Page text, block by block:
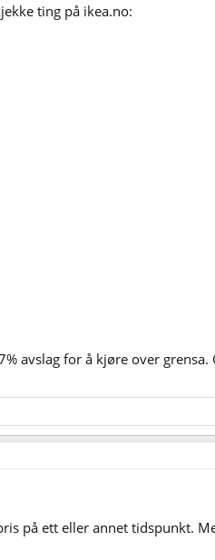
ting på ikea.no:
avslag for å kjøre over
på ett eller annet tidspunkt.